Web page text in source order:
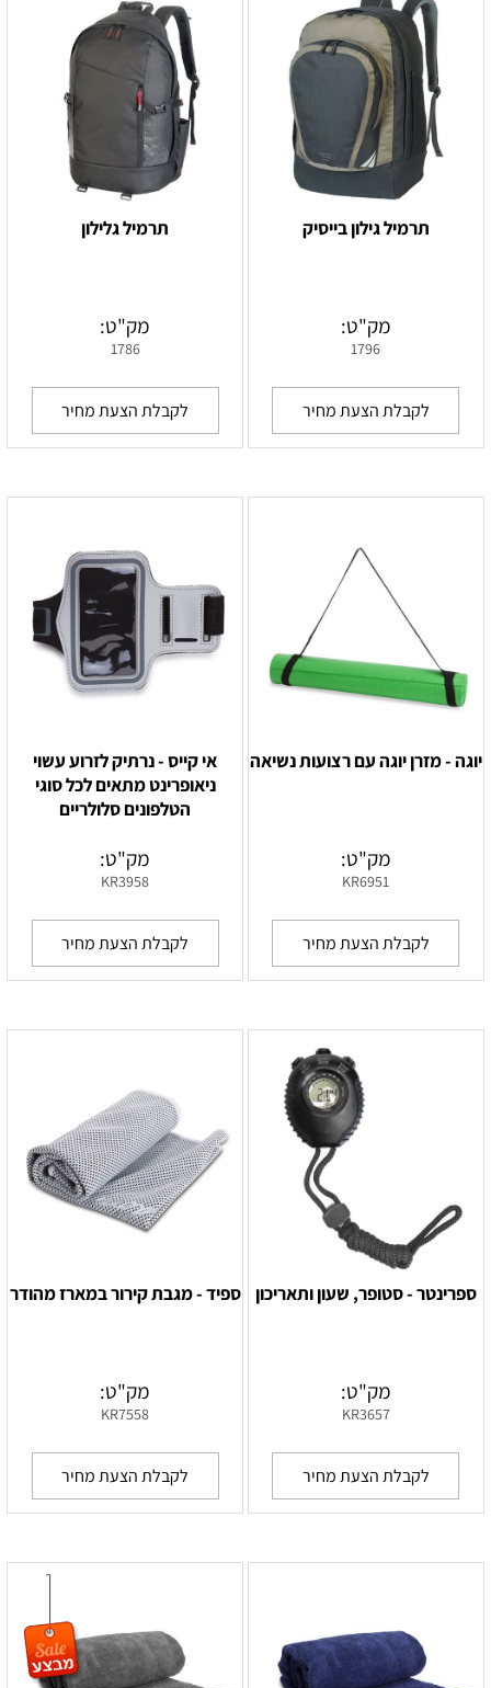
תרמיל גילון בייסיק
מק"ט:
1796
לקבלת הצעת מחיר
תרמיל גלילון
מק"ט:
1786
לקבלת הצעת מחיר
יוגה - מזרן יוגה עם רצועות נשיאה
מק"ט:
KR6951
לקבלת הצעת מחיר
אי קייס - נרתיק לזרוע עשוי
ניאופרינט מתאים לכל סוגי
הטלפונים סלולריים
מק"ט:
KR3958
לקבלת הצעת מחיר
ספרינטר - סטופר, שעון ותאריכון
מק"ט:
KR3657
לקבלת הצעת מחיר
ספיד - מגבת קירור במארז מהודר
מק"ט:
KR7558
לקבלת הצעת מחיר